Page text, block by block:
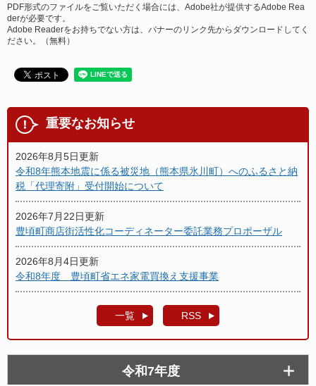
PDF形式のファイルをご覧いただく場合には、Adobe社が提供するAdobe Rea
derが必要です。
Adobe Readerをお持ちでない方は、バナーのリンク先からダウンロードしてく
ださい。（無料）
重要なお知らせ
2026年8月5日更新
令和8年熊本地震に係る被災地（熊本県氷川町）へのふるさと納
税「代理寄附」受付開始について
2026年7月22日更新
豊頃町商店街活性化コーディネーター委託業務プロポーザル
2026年8月4日更新
令和8年度 豊頃町省エネ家電買換え支援事業
一覧 RSS
令和7年度